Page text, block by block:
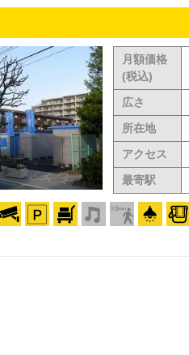
月額価格
(税込)
広さ
所在地
アクセス
最寄駅